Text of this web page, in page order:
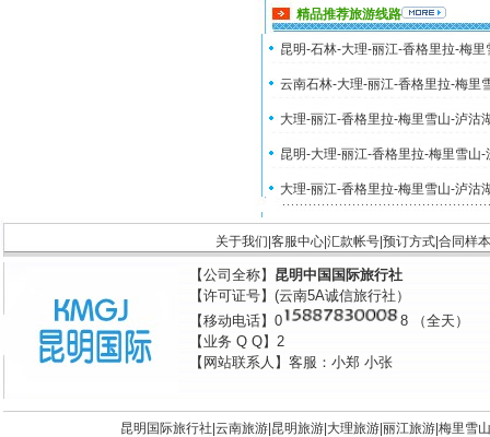
精品推荐旅游线路
昆明-石林-大理-丽江-香格里拉-梅
云南石林-大理-丽江-香格里拉-梅里
大理-丽江-香格里拉-梅里雪山-泸沽
昆明-大理-丽江-香格里拉-梅里雪山
大理-丽江-香格里拉-梅里雪山-泸沽
关于我们 客服中心 汇款帐号 预订方式 合同样本
【公司全称】 昆明中国国际旅行社
【许可证号】(云南5A诚信旅行社）
【移动电话】0
8 （全天）
【业务 Q Q】2
【网站联系人】客服：小郑 小张
昆明国际旅行社| 云南旅游 昆明旅游 大理旅游 丽江旅游 梅里雪山